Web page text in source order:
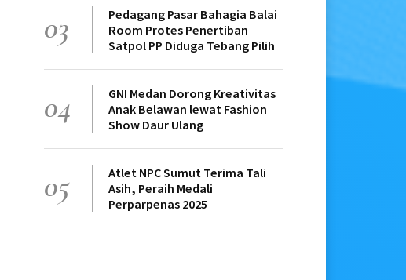
03
Pedagang Pasar Bahagia Balai
Room Protes Penertiban
Satpol PP Diduga Tebang Pilih
04
GNI Medan Dorong Kreativitas
Anak Belawan lewat Fashion
Show Daur Ulang
05
Atlet NPC Sumut Terima Tali
Asih, Peraih Medali
Perparpenas 2025